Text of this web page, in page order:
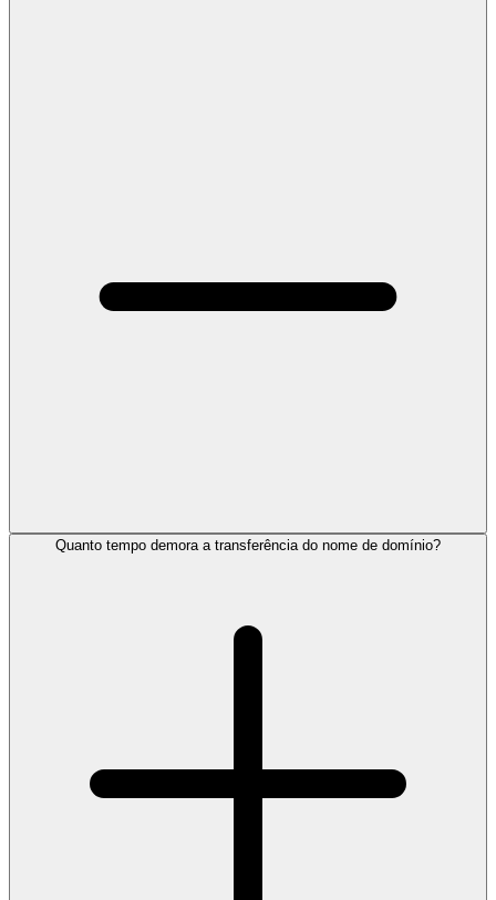
Quanto tempo demora a transferência do nome de domínio?